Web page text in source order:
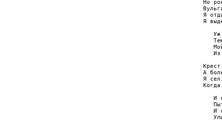
Но
Я
Я
Уж
Из
А
Я
И
И